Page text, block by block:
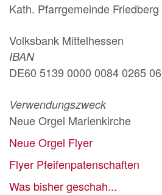
Kath. Pfarrgemeinde Friedberg
Volksbank Mittelhessen
IBAN
DE60 5139 0000 0084 0265 06
Verwendungszweck
Neue Orgel Marienkirche
Neue Orgel Flyer
Flyer Pfeifenpatenschaften
Was bisher geschah...